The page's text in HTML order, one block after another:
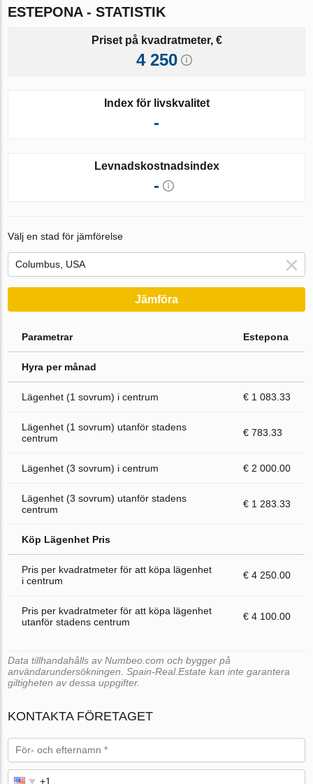
ESTEPONA - STATISTIK
Priset på kvadratmeter, €
4 250
Index för livskvalitet
-
Levnadskostnadsindex
-
Välj en stad för jämförelse
Jämföra
Parametrar Estepona
Hyra per månad
Lägenhet (1 sovrum) i centrum € 1 083.33
Lägenhet (1 sovrum) utanför stadens
centrum
€ 783.33
Lägenhet (3 sovrum) i centrum € 2 000.00
Lägenhet (3 sovrum) utanför stadens
centrum
€ 1 283.33
Köp Lägenhet Pris
Pris per kvadratmeter för att köpa lägenhet
i centrum
€ 4 250.00
Pris per kvadratmeter för att köpa lägenhet
utanför stadens centrum
€ 4 100.00
Data tillhandahålls av Numbeo.com och bygger på
användarundersökningen. Spain-Real.Estate kan inte garantera
giltigheten av dessa uppgifter.
KONTAKTA FÖRETAGET